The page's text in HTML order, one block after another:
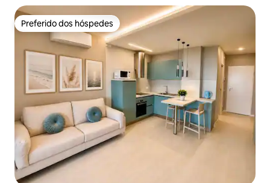
Preferido dos hóspedes
Preferido dos hóspedes